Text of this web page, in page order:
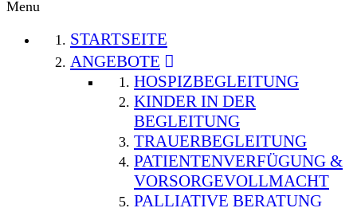
Menu
STARTSEITE
ANGEBOTE
HOSPIZBEGLEITUNG
KINDER IN DER
BEGLEITUNG
TRAUERBEGLEITUNG
PATIENTENVERFÜGUNG &
VORSORGEVOLLMACHT
PALLIATIVE BERATUNG